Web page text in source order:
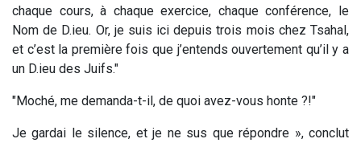
chaque cours, à chaque exercice, chaque conférence, le
Nom de D.ieu. Or, je suis ici depuis trois mois chez Tsahal,
et c’est la première fois que j’entends ouvertement qu’il y a
un D.ieu des Juifs."
"Moché, me demanda-t-il, de quoi avez-vous honte ?!"
Je gardai le silence, et je ne sus que répondre », conclut